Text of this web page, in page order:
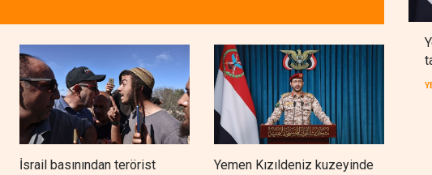
İsrail basınından terörist
Yemen Kızıldeniz kuzeyinde